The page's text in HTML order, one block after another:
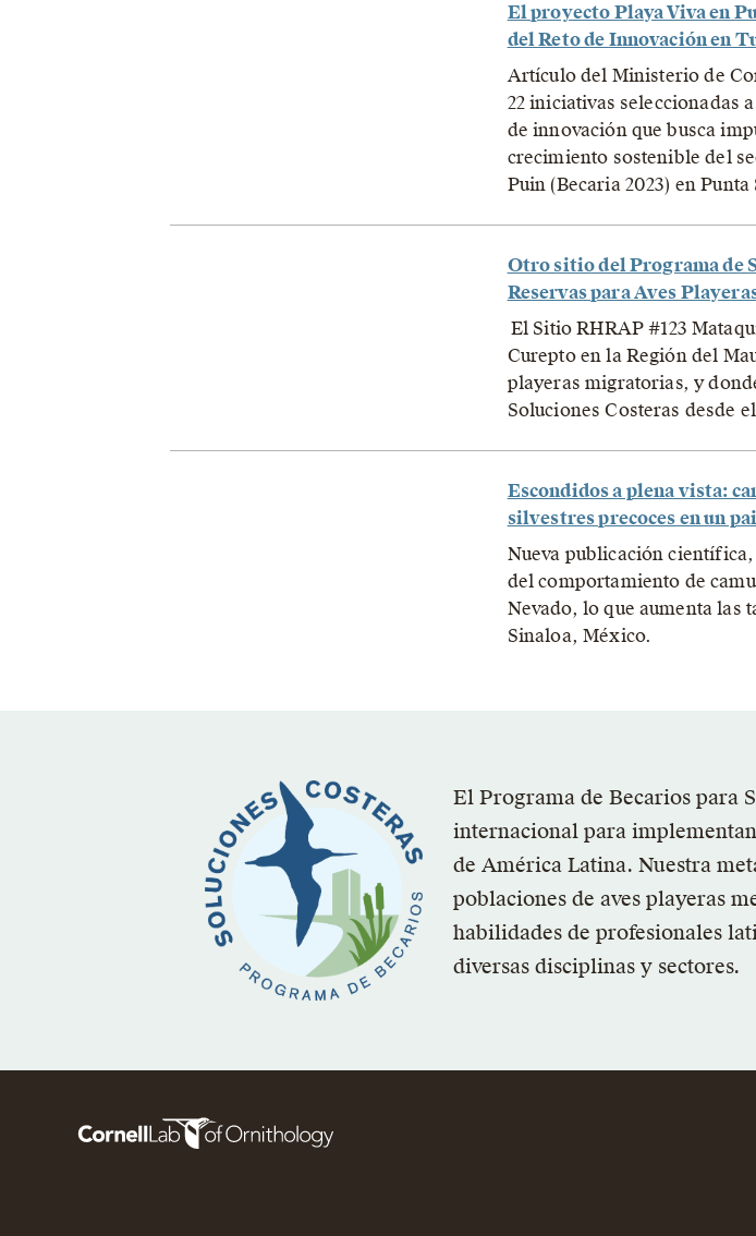
El proyecto Playa Viva en
del Reto de Innovación en
Artículo del Ministerio de
22 iniciativas seleccionadas
de innovación que busca
crecimiento sostenible del
Puin (Becaria 2023) en
Otro sitio del Programa de
Reservas para Aves
El Sitio RHRAP #123
Curepto en la Región del
playeras migratorias, y
Soluciones Costeras desde
Escondidos a plena vista:
silvestres precoces en un
Nueva publicación
del comportamiento de
Nevado, lo que aumenta las
Sinaloa, México.
El Programa de Becarios para
internacional para
de América Latina. Nuestra
poblaciones de aves playeras
habilidades de profesionales
diversas disciplinas y sectores.